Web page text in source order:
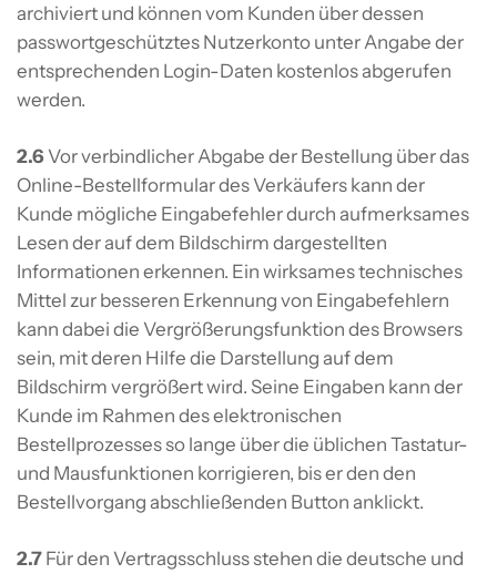
archiviert und können vom Kunden über dessen
passwortgeschütztes Nutzerkonto unter Angabe der
entsprechenden Login-Daten kostenlos abgerufen
werden.
2.6 Vor verbindlicher Abgabe der Bestellung über das
Online-Bestellformular des Verkäufers kann der
Kunde mögliche Eingabefehler durch aufmerksames
Lesen der auf dem Bildschirm dargestellten
Informationen erkennen. Ein wirksames technisches
Mittel zur besseren Erkennung von Eingabefehlern
kann dabei die Vergrößerungsfunktion des Browsers
sein, mit deren Hilfe die Darstellung auf dem
Bildschirm vergrößert wird. Seine Eingaben kann der
Kunde im Rahmen des elektronischen
Bestellprozesses so lange über die üblichen Tastatur-
und Mausfunktionen korrigieren, bis er den den
Bestellvorgang abschließenden Button anklickt.
2.7 Für den Vertragsschluss stehen die deutsche und